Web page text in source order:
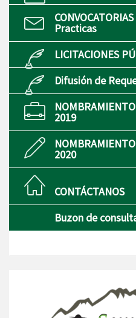
CONVOCATORIAS
Practicas
LICITACIONES
Difusión de
NOMBRAMIENTO
2019
NOMBRAMIENTO
2020
CONTÁCTANOS
Buzon de